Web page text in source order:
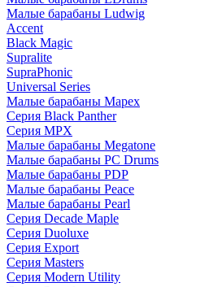
Малые барабаны Ludwig
Accent
Black Magic
Supralite
SupraPhonic
Universal Series
Малые барабаны Mapex
Серия Black Panther
Серия MPX
Малые барабаны Megatone
Малые барабаны PC Drums
Малые барабаны PDP
Малые барабаны Peace
Малые барабаны Pearl
Серия Decade Maple
Серия Duoluxe
Серия Export
Серия Masters
Серия Modern Utility